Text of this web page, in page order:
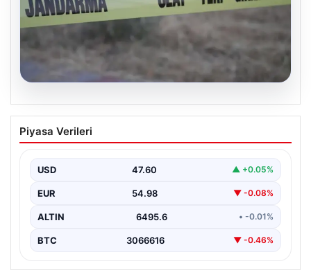
Muğla’da 4 Günlük Aramanın Ardından
Mehmet Ali Y.’nin Cansız Bedeni
Muğla’nın Seydikemer ilçesinde, dört gün boyunca
Piyasa Verileri
USD 47.60 ▲ +0.05%
EUR 54.98 ▼ -0.08%
ALTIN 6495.6 • -0.01%
BTC 3066616 ▼ -0.46%